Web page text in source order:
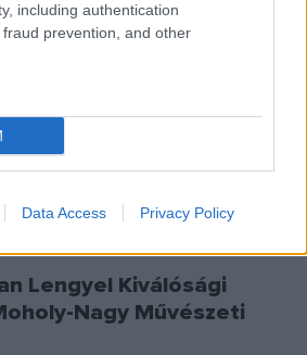
including authentication
prevention, and other
Data Access Privacy Policy
ösztöndíjat kaptak az
az MKE nyertes
Egyetem (MKE) Innovációs és
kategóriában hirdetett hallgatói
innováció találkozása témakörben.
Lengyel Kiválósági
Nagy Művészeti